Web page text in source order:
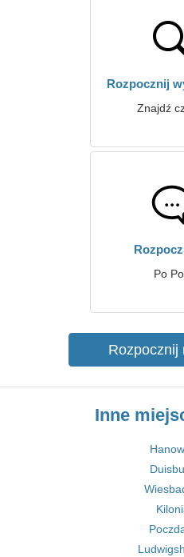
Rozpocznij
Znajdź
Po
Rozpocznij
Inne